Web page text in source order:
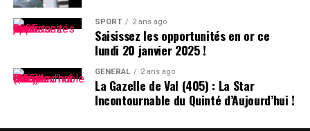
affichant les meilleurs prix actuels pour chaque modèle
standard du MacBook Pro (y compris ceux mis en vente
depuis le 8 novembre). Des offres sont également
disponibles pour certains modèles désormais
discontinués tant qu’ils restent en stock chez divers
détaillants.
Aperçu des Meilleures Offres Actuelles
SPORT 2 ans ago
Saisissez les opportunités en or ce
lundi 20 janvier 2025 !
GÉNÉRAL 2 ans ago
La Gazelle de Val (405) : La Star
Incontournable du Quinté d’Aujourd’hui !